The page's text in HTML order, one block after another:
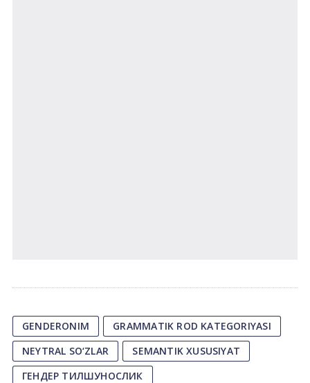
GENDERONIM
GRAMMATIK ROD KATEGORIYASI
NEYTRAL SO‘ZLAR
SEMANTIK XUSUSIYAT
ГЕНДЕР ТИЛШУНОСЛИК